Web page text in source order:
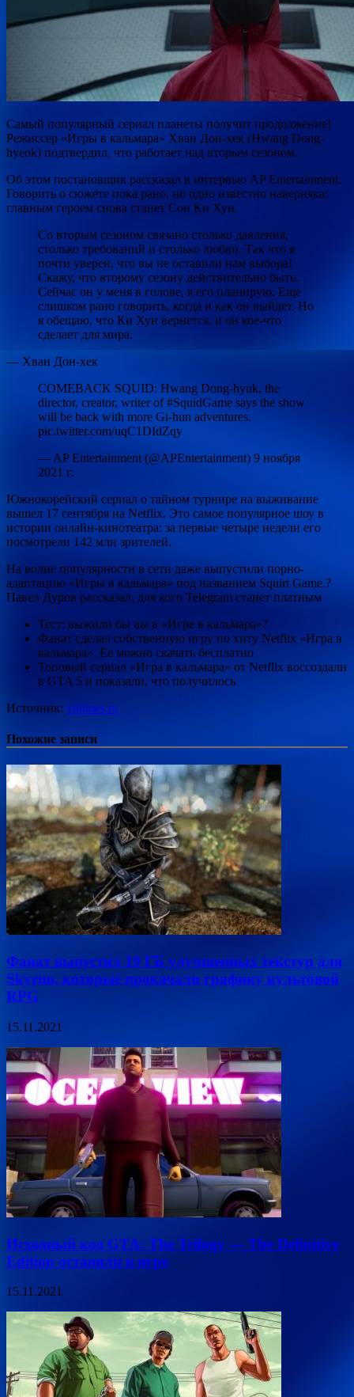
Самый популярный сериал планеты получит продолжение!
Режиссер «Игры в кальмара» Хван Дон-хек (Hwang Dong-
hyeok) подтвердил, что работает над вторым сезоном.
Об этом постановщик рассказал в интервью AP Entertainment.
Говорить о сюжете пока рано, но одно известно наверняка:
главным героем снова станет Сон Ки Хун.
Со вторым сезоном связано столько давления,
столько требований и столько любви. Так что я
почти уверен, что вы не оставили нам выбора!
Скажу, что второму сезону действительно быть.
Сейчас он у меня в голове, я его планирую. Еще
слишком рано говорить, когда и как он выйдет. Но
я обещаю, что Ки Хун вернется, и он кое-что
сделает для мира.
— Хван Дон-хек
COMEBACK SQUID: Hwang Dong-hyuk, the
director, creator, writer of #SquidGame says the show
will be back with more Gi-hun adventures.
pic.twitter.com/uqC1DIdZqy
— AP Entertainment (@APEntertainment) 9 ноября
2021 г.
Южнокорейский сериал о тайном турнире на выживание
вышел 17 сентября на Netflix. Это самое популярное шоу в
истории онлайн-кинотеатра: за первые четыре недели его
посмотрели 142 млн зрителей.
На волне популярности в сети даже выпустили порно-
адаптацию «Игры в кальмара» под названием Squirt Game.?
Павел Дуров рассказал, для кого Telegram станет платным
Тест: выжили бы вы в «Игре в кальмара»?
Фанат сделал собственную игру по хиту Netflix «Игра в
кальмара». Ее можно скачать бесплатно
Топовый сериал «Игра в кальмара» от Netflix воссоздали
в GTA 5 и показали, что получилось
Источник: vgtimes.ru
Похожие записи
Фанат выпустил 19 ГБ улучшенных текстур для
Skyrim, которые прокачали графику культовой
RPG
15.11.2021
Исходный код GTA: The Trilogy — The Definitive
Edition оставили в игре
15.11.2021